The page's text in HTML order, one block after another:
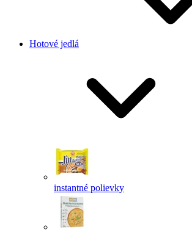
Hotové jedlá
instantné polievky